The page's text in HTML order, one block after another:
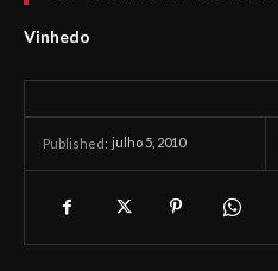
Vinhedo
Published: julho 5, 2010